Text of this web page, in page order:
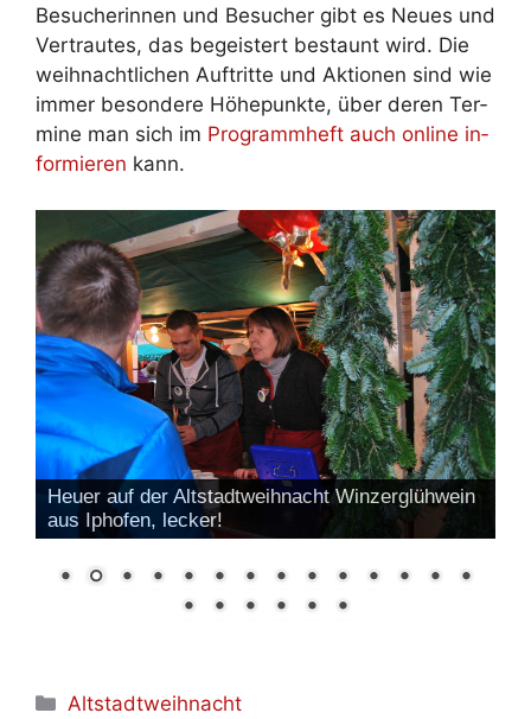
Be­su­che­rin­nen und Be­su­cher gibt es Neu­es und
Ver­trau­tes, das be­geis­tert be­staunt wird. Die
weih­nacht­li­chen Auf­trit­te und Ak­tio­nen sind wie
im­mer be­son­de­re Hö­he­punk­te, über de­ren Ter­
mi­ne man sich im Pro­gramm­heft auch on­line in­
for­mie­ren kann.
Heuer auf der Altstadtweihnacht Winzerglühwein
aus Iphofen, lecker!
Kategorien
Altstadtweihnacht